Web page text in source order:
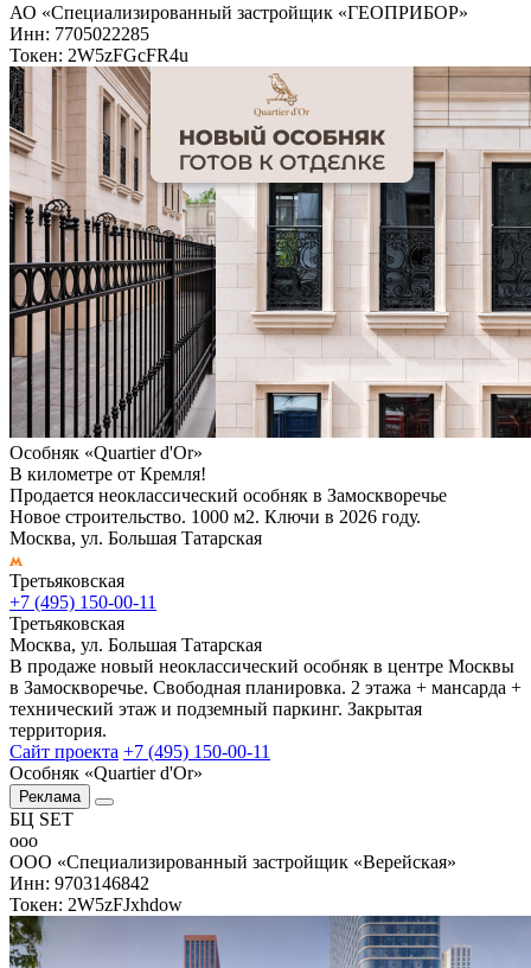
АО «Специализированный застройщик «ГЕОПРИБОР»
Инн: 7705022285
Токен: 2W5zFGcFR4u
Особняк «Quartier d'Or»
В километре от Кремля!
Продается неоклассический особняк в Замоскворечье
Новое строительство. 1000 м2. Ключи в 2026 году.
Москва, ул. Большая Татарская
Третьяковская
+7 (495) 150-00-11
Третьяковская
Москва, ул. Большая Татарская
В продаже новый неоклассический особняк в центре Москвы
в Замоскворечье. Свободная планировка. 2 этажа + мансарда +
технический этаж и подземный паркинг. Закрытая
территория.
Сайт проекта +7 (495) 150-00-11
Особняк «Quartier d'Or»
Реклама
БЦ SET
ооо
ООО «Специализированный застройщик «Верейская»
Инн: 9703146842
Токен: 2W5zFJxhdow